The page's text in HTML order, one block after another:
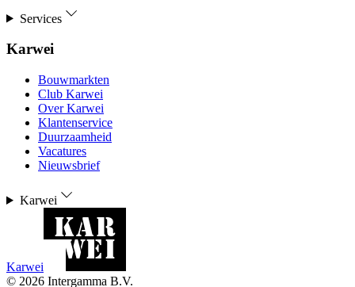
Services
Karwei
Bouwmarkten
Club Karwei
Over Karwei
Klantenservice
Duurzaamheid
Vacatures
Nieuwsbrief
Karwei
Karwei
© 2026 Intergamma B.V.